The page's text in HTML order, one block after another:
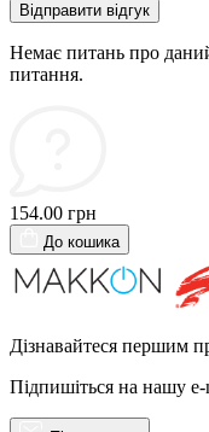
Відправити відгук
Немає питань про
питання.
154.00 грн
До кошика
Дізнавайтеся першим
Підпишіться на нашу